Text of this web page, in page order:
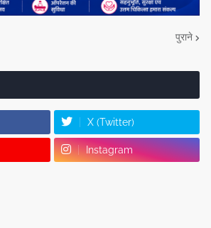
पुराने
X (Twitter)
Instagram